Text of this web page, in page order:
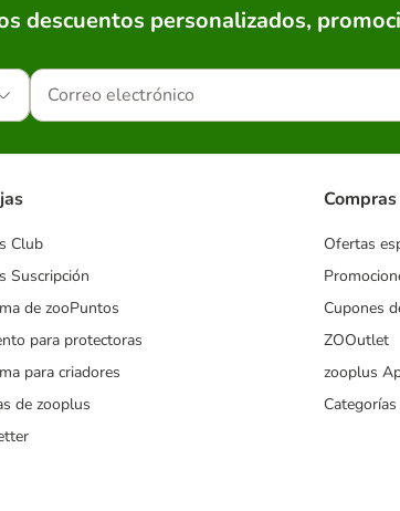
descuentos personalizados,
Club
Suscripción
de zooPuntos
para protectoras
para criadores
de zooplus
Compras
Ofertas
Cupones
ZOOutlet
zooplus
Categorías